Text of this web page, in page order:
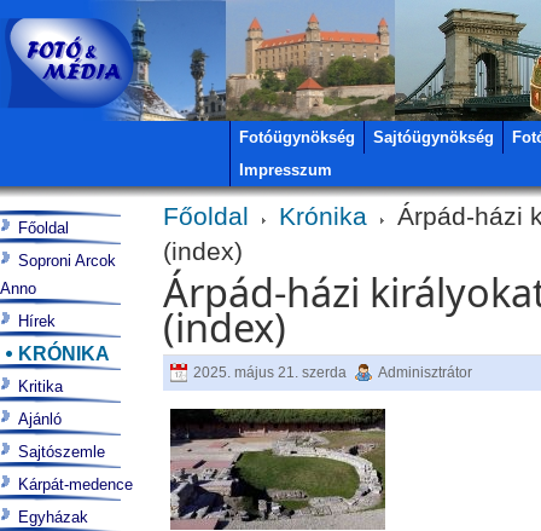
Fotóügynökség Sajtóügynökség
Impresszum
Főoldal Krónika
Árpád-házi
(index)
Árpád-házi
(index)
2025. május 21. szerda Adminisztrátor
Főoldal
Soproni Arcok
Anno
Hírek
KRÓNIKA
Kritika
Ajánló
Sajtószemle
Kárpát-medence
Egyházak